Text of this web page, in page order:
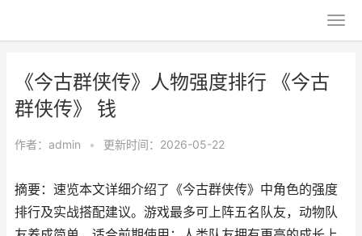
《今古群侠传》人物强度排行 《今古
群侠传》 钱
作者： admin • 更新时间：2026-05-22
摘要：速览本文详细介绍了《今古群侠传》中角色的强度
排行及实战搭配建议。游戏最多可上阵五名队友，动物队